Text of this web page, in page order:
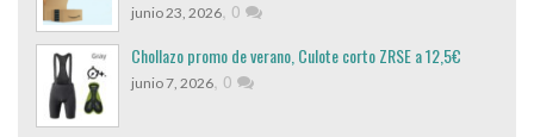
junio 23, 2026, 0
Chollazo promo de verano, Culote corto ZRSE a 12,5€
junio 7, 2026, 0